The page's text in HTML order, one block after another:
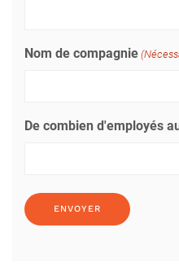
Nom de compagnie
De combien d'employés